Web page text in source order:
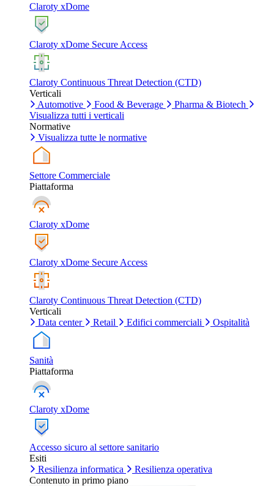
Claroty xDome
Claroty xDome Secure Access
Claroty Continuous Threat Detection (CTD)
Verticali
Automotive
Food & Beverage
Pharma & Biotech
Visualizza tutti i verticali
Normative
Visualizza tutte le normative
Settore Commerciale
Piattaforma
Claroty xDome
Claroty xDome Secure Access
Claroty Continuous Threat Detection (CTD)
Verticali
Data center
Retail Edifici commerciali Ospitalità
Sanità
Piattaforma
Claroty xDome
Accesso sicuro al settore sanitario
Esiti
Resilienza informatica
Resilienza operativa
Contenuto in primo piano